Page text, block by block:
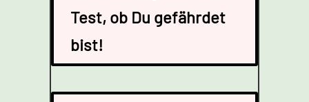
Test, ob Du gefährdet
bist!